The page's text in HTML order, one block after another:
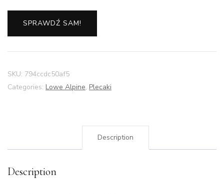
SPRAWDŹ SAM!
SKU: 794ccdc50af5
Categories: Lowe Alpine, Plecaki
Description
Description